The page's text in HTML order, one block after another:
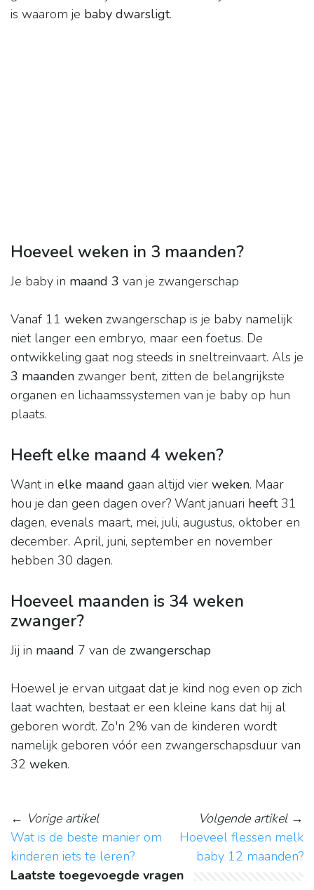
is waarom je baby dwarsligt.
Hoeveel weken in 3 maanden?
Je baby in maand 3 van je zwangerschap
Vanaf 11 weken zwangerschap is je baby namelijk
niet langer een embryo, maar een foetus. De
ontwikkeling gaat nog steeds in sneltreinvaart. Als je
3 maanden zwanger bent, zitten de belangrijkste
organen en lichaamssystemen van je baby op hun
plaats.
Heeft elke maand 4 weken?
Want in elke maand gaan altijd vier weken. Maar
hou je dan geen dagen over? Want januari heeft31
dagen, evenals maart, mei, juli, augustus, oktober en
december. April, juni, september en november
hebben 30 dagen.
Hoeveel maanden is 34 weken
zwanger?
Jij in maand 7 van de zwangerschap
Hoewel je ervan uitgaat dat je kind nog even op zich
laat wachten, bestaat er een kleine kans dat hij al
geboren wordt. Zo'n 2% van de kinderen wordt
namelijk geboren vóór een zwangerschapsduur van
32 weken.
← Vorige artikel
Wat is de beste manier om
kinderen iets te leren?
Volgende artikel→
Hoeveel flessen melk
baby 12 maanden?
Laatste toegevoegde vragen